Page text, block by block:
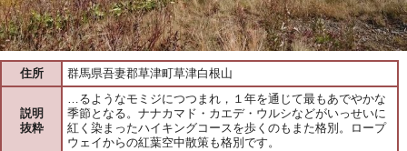
住所 群馬県吾妻郡草津町草津白根山
説明
抜粋
…るようなモミジにつつまれ，１年を通じて最もあでやかな
季節となる。ナナカマド・カエデ・ウルシなどがいっせいに
紅く染まったハイキングコースを歩くのもまた格別。ロープ
ウェイからの紅葉空中散策も格別です。